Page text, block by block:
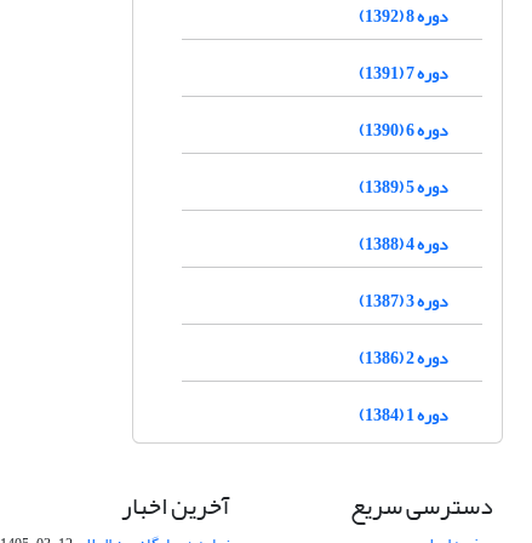
دوره 8 (1392)
دوره 7 (1391)
دوره 6 (1390)
دوره 5 (1389)
دوره 4 (1388)
دوره 3 (1387)
دوره 2 (1386)
دوره 1 (1384)
دسترسی سریع آخرین اخبار